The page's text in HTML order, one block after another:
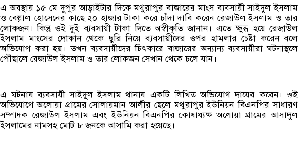
এ অবস্থায় ১৫ মে দুপুর আড়াইটার দিকে মথুরাপুর বাজারের মাংস ব্যবসায়ী সাইদুল ইসলাম
ও বেল্লাল হোসেনের কাছে ২০ হাজার টাকা করে চাঁদা দাবি করেন রেজাউল ইসলাম ও তার
লোকজন। কিন্তু ওই দুই ব্যবসায়ী টাকা দিতে অস্বীকৃতি জানান। এতে ক্ষুব্ধ হয়ে রেজাউল
ইসলাম মাংসের দোকান থেকে ছুরি নিয়ে ব্যবসায়ীদের ওপর হামলার চেষ্টা করেন বলে
অভিযোগ করা হয়। তখন ব্যবসায়ীদের চিৎকারে বাজারের অন্যান্য ব্যবসায়ীরা ঘটনাস্থলে
পৌঁছালে রেজাউল ইসলাম ও তার লোকজন সেখান থেকে চলে যান।
এ ঘটনায় ব্যবসায়ী সাইদুল ইসলাম থানায় একটি লিখিত অভিযোগ দায়ের করেন। ওই
অভিযোগে অলোয়া গ্রামের সোলায়মান আলীর ছেলে মথুরাপুর ইউনিয়ন বিএনপির সাধারণ
সম্পাদক রেজাউল ইসলাম এবং ইউনিয়ন বিএনপির কোষাধ্যক্ষ অলোয়া গ্রামের আসাদুল
ইসলামের নামসহ মোট ৮ জনকে আসামি করা হয়েছে।